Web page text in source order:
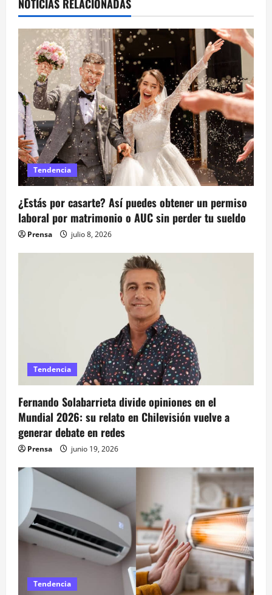
i
ó
n
d
e
e
n
t
r
a
NOTICIAS RELACIONADAS
Tendencia
¿Estás por casarte? Así puedes obtener un permiso
laboral por matrimonio o AUC sin perder tu sueldo
Prensa julio 8, 2026
Tendencia
Fernando Solabarrieta divide opiniones en el
Mundial 2026: su relato en Chilevisión vuelve a
generar debate en redes
Prensa junio 19, 2026
Tendencia